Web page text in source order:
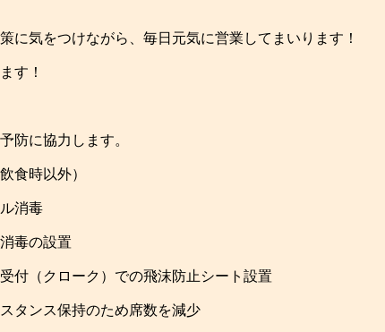
に気をつけながら、毎日元気に営業してまいります！
す！
防に協力します。
食時以外）
消毒
毒の設置
付（クローク）での飛沫防止シート設置
タンス保持のため席数を減少